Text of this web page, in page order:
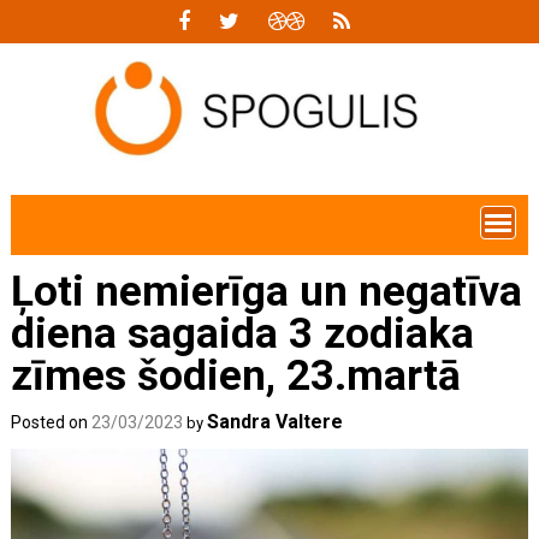
Ļoti nemierīga un negatīva
diena sagaida 3 zodiaka
zīmes šodien, 23.martā
Posted on 23/03/2023 bySandra Valtere